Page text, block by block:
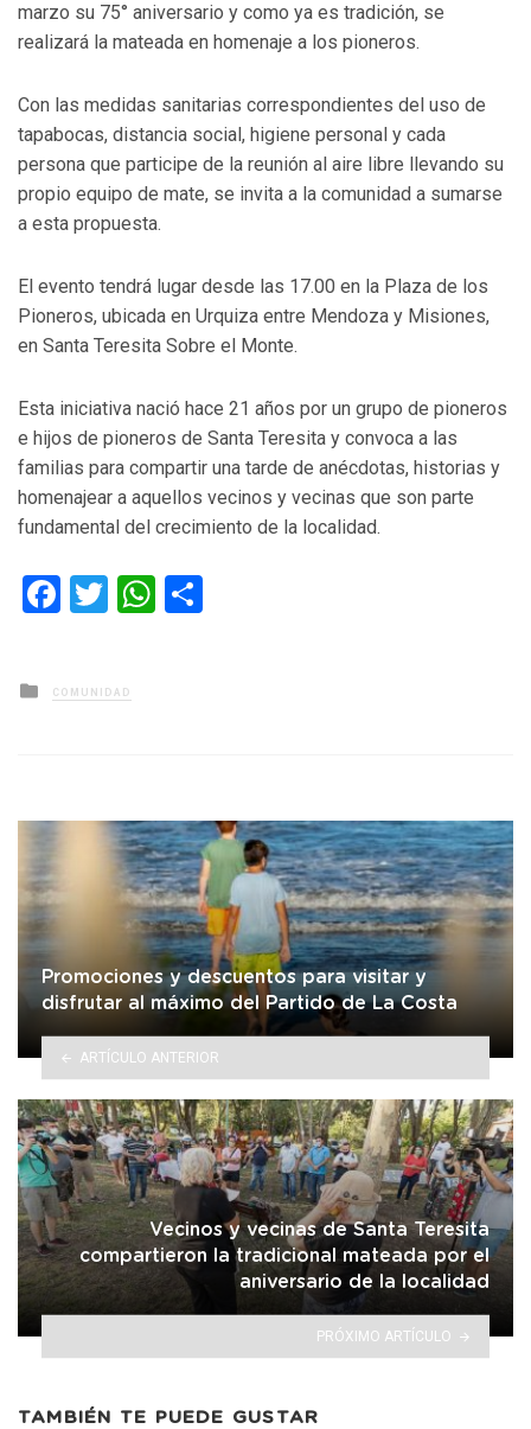
marzo su 75° aniversario y como ya es tradición, se
realizará la mateada en homenaje a los pioneros.
Con las medidas sanitarias correspondientes del uso de
tapabocas, distancia social, higiene personal y cada
persona que participe de la reunión al aire libre llevando su
propio equipo de mate, se invita a la comunidad a sumarse
a esta propuesta.
El evento tendrá lugar desde las 17.00 en la Plaza de los
Pioneros, ubicada en Urquiza entre Mendoza y Misiones,
en Santa Teresita Sobre el Monte.
Esta iniciativa nació hace 21 años por un grupo de pioneros
e hijos de pioneros de Santa Teresita y convoca a las
familias para compartir una tarde de anécdotas, historias y
homenajear a aquellos vecinos y vecinas que son parte
fundamental del crecimiento de la localidad.
Facebook
TwitterWhatsApp
Posted
in
COMUNIDAD
Promociones y descuentos para visitar y
disfrutar al máximo del Partido de La Costa
ARTÍCULO ANTERIOR
Vecinos y vecinas de Santa Teresita
compartieron la tradicional mateada por el
aniversario de la localidad
PRÓXIMO ARTÍCULO
TAMBIÉN TE PUEDE GUSTAR